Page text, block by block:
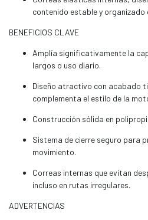
contenido estable y organizado
BENEFICIOS CLAVE
Amplía significativamente la
largos o uso diario.
Diseño atractivo con acabado
complementa el estilo de la
Construcción sólida en
Sistema de cierre seguro para
movimiento.
Correas internas que evitan
incluso en rutas irregulares.
ADVERTENCIAS